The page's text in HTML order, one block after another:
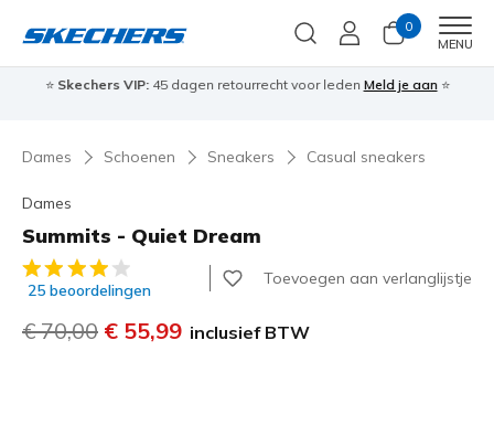
0
MENU
⭐ Skechers VIP:45 dagen retourrecht voor leden Meld je aan⭐
Dames Schoenen Sneakers Casual sneakers
Dames
Summits - Quiet Dream
4,3 van de 5 klantbeoordelingen
25 beoordelingen
Toevoegen aan verlanglijstje
Prijs verlaagd van
€ 70,00 naar
€ 55,99 inclusief BTW